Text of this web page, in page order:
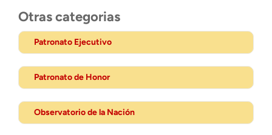
Otras categorias
Patronato Ejecutivo
Patronato de Honor
Observatorio de la Nación